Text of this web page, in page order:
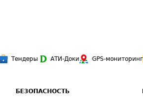
Тендеры АТИ-Доки GPS-мониторинг
БЕЗОПАСНОСТЬ